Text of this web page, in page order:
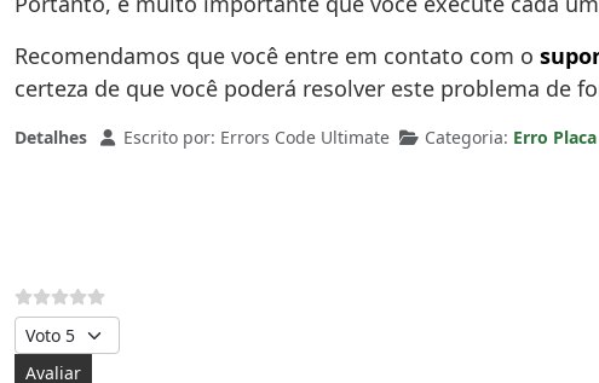
Recomendamos que você entre em contato com o
certeza de que você poderá resolver este problema de
Detalhes Escrito por: Errors Code Ultimate Categoria: Erro
Avalie, por favor